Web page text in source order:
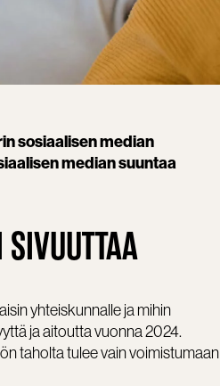
sosiaalisen median
median suuntaa
yhteiskunnalle ja mihin
ja aitoutta vuonna 2024.
taholta tulee vain voimistumaan